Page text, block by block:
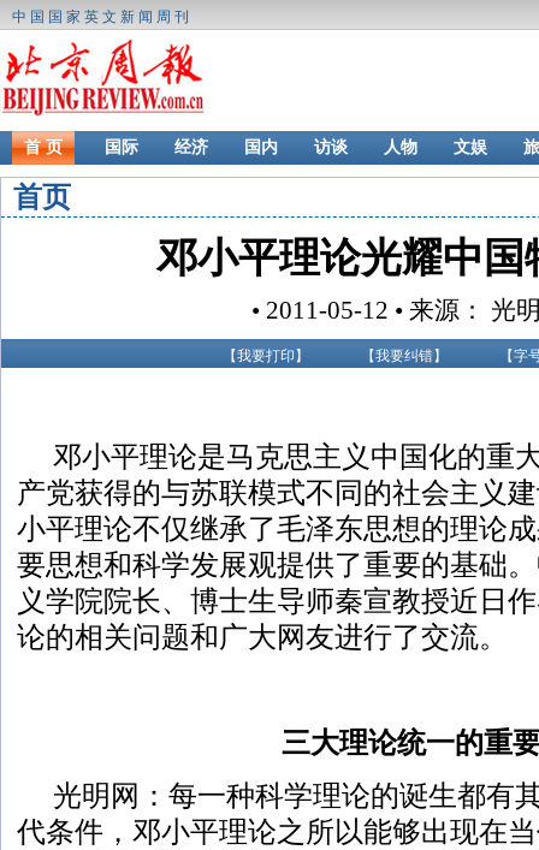
中国国家英文新闻周刊
首 页 国际 经济 国内 访谈 人物 文娱
首页
邓小平理论光耀中国
• 2011-05-12 • 来源： 光
【我要打印 】 【我要纠错】 【字
邓小平理论是马克思主义中国化的重
产党获得的与苏联模式不同的社会主义
小平理论不仅继承了毛泽东思想的理论
要思想和科学发展观提供了重要的基础
义学院院长、博士生导师秦宣教授近日
论的相关问题和广大网友进行了交流。
三大理论统一的重
光明网：每一种科学理论的诞生都有
代条件，邓小平理论之所以能够出现在